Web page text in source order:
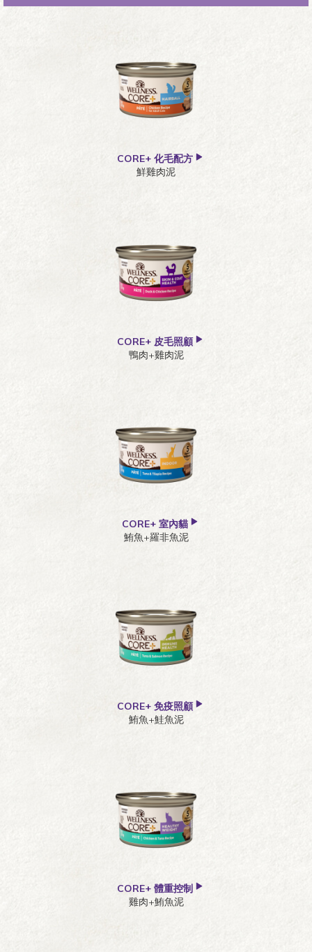
配方
CORE+ 化毛配方
鮮雞肉泥
CORE+ 皮毛照顧
鴨肉+雞肉泥
CORE+ 室內貓
鮪魚+羅非魚泥
CORE+ 免疫照顧
鮪魚+鮭魚泥
CORE+ 體重控制
雞肉+鮪魚泥